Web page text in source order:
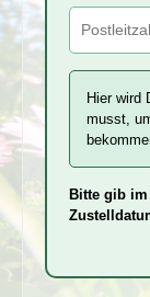
Hier wird
musst,
Bitte gib